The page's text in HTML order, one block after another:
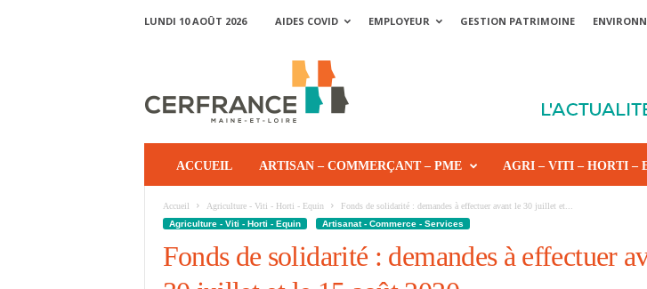
LUNDI 10 AOÛT 2026 AIDES COVID EMPLOYEUR GESTION PATRIMOINE
ACCUEIL ARTISAN – COMMERÇANT – PME AGRI – VITI – HORTI –
Accueil Agriculture - Viti - Horti - Equin
Fonds de solidarité : demandes à effectuer avant le 30 juillet et...
Agriculture - Viti - Horti - Equin
Artisanat - Commerce - Services
Fonds de solidarité : demandes à effectuer